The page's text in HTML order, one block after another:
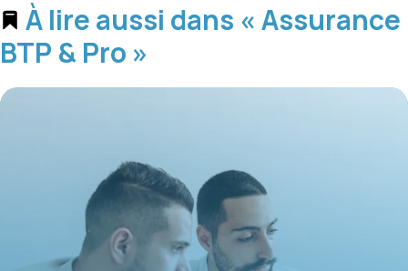
À lire aussi dans « Assurance
BTP & Pro »